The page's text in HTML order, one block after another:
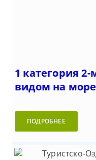
1 категория
видом на море
ПОДРОБНЕЕ